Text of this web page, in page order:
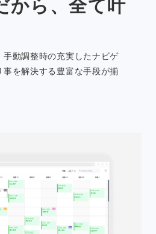
から、全て叶
手動調整時の充実したナビゲ
事を解決する豊富な手段が揃